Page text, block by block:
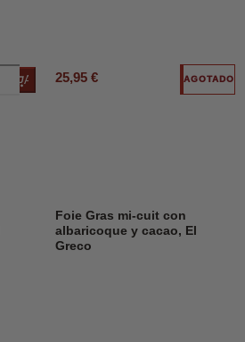
Añadir al carrito
25,95 € AGOTADO
Foie Gras mi-cuit con
albaricoque y cacao, El
Greco